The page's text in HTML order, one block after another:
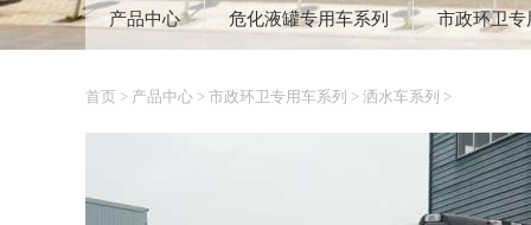
产品中心 危化液罐专用车系列 市政环卫专
首页 > 产品中心 > 市政环卫专用车系列 > 洒水车系列 >